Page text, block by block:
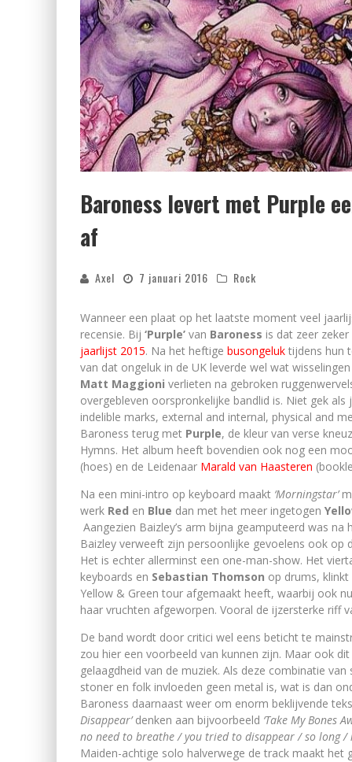
Baroness levert met Purple
af
Axel 7 januari 2016 Rock
Wanneer een plaat op het laatste moment veel
recensie. Bij ‘Purple’ van Baroness is dat zeer
jaarlijst 2015. Na het heftige busongeluk tijdens hun
van dat ongeluk in de UK leverde wel wat
Matt Maggioni verlieten na gebroken
overgebleven oorspronkelijke bandlid is. Niet gek
indelible marks, external and internal, physical and
Baroness terug met Purple, de kleur van verse
Hymns. Het album heeft bovendien ook nog een
(hoes) en de Leidenaar Marald van Haasteren
Na een mini-intro op keyboard maakt ‘Morningstar’
werk Red en Blue dan met het meer ingetogen
Aangezien Baizley’s arm bijna geamputeerd was
Baizley verweeft zijn persoonlijke gevoelens ook
Het is echter allerminst een one-man-show. Het
keyboards en Sebastian Thomson op drums,
Yellow & Green tour afgemaakt heeft, waarbij ook
haar vruchten afgeworpen. Vooral de ijzersterke riff
De band wordt door critici wel eens beticht te
zou hier een voorbeeld van kunnen zijn. Maar ook
gelaagdheid van de muziek. Als deze combinatie
stoner en folk invloeden geen metal is, wat is dan
Baroness daarnaast weer om enorm beklijvende
Disappear’denken aan bijvoorbeeld ‘Take My Bones
no need to breathe / you tried to disappear / so long /
Maiden-achtige solo halverwege de track maakt het